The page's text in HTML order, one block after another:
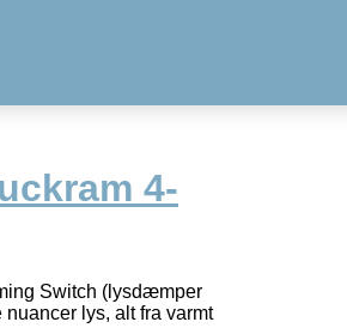
4-
Switch (lysdæmper
lys, alt fra varmt